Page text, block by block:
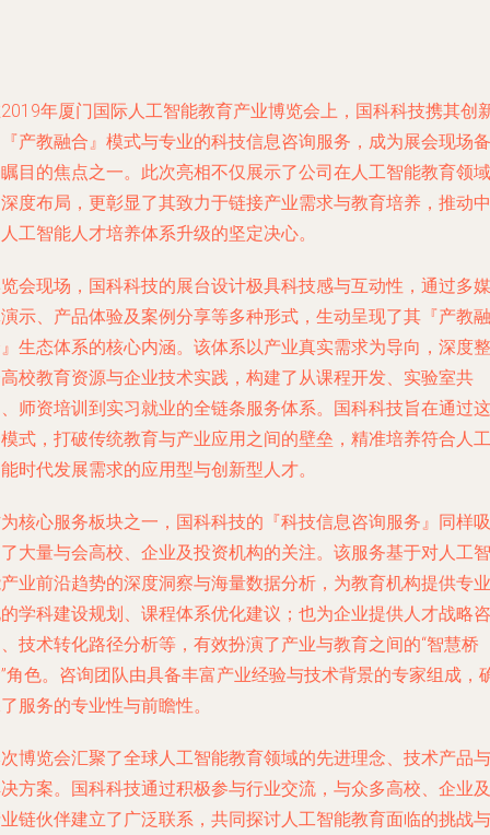
年厦门国际人工智能教育产业博览会上，国科科技携其创
产教融合』模式与专业的科技信息咨询服务，成为展会现场备
目的焦点之一。此次亮相不仅展示了公司在人工智能教育领域
度布局，更彰显了其致力于链接产业需求与教育培养，推动中
工智能人才培养体系升级的坚定决心。
会现场，国科科技的展台设计极具科技感与互动性，通过多媒
示、产品体验及案例分享等多种形式，生动呈现了其『产教融
生态体系的核心内涵。该体系以产业真实需求为导向，深度整
校教育资源与企业技术实践，构建了从课程开发、实验室共
师资培训到实习就业的全链条服务体系。国科科技旨在通过这
式，打破传统教育与产业应用之间的壁垒，精准培养符合人工
时代发展需求的应用型与创新型人才。
核心服务板块之一，国科科技的『科技信息咨询服务』同样吸
大量与会高校、企业及投资机构的关注。该服务基于对人工智
业前沿趋势的深度洞察与海量数据分析，为教育机构提供专业
学科建设规划、课程体系优化建议；也为企业提供人才战略咨
技术转化路径分析等，有效扮演了产业与教育之间的“智慧桥
角色。咨询团队由具备丰富产业经验与技术背景的专家组成，
服务的专业性与前瞻性。
博览会汇聚了全球人工智能教育领域的先进理念、技术产品与
方案。国科科技通过积极参与行业交流，与众多高校、企业及
链伙伴建立了广泛联系，共同探讨人工智能教育面临的挑战与